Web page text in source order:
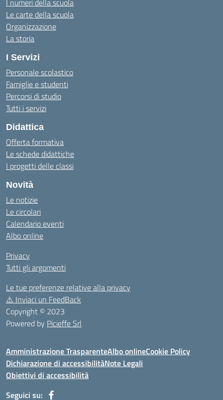
I numeri della scuola
Le carte della scuola
Organizzazione
La storia
I Servizi
Personale scolastico
Famiglie e studenti
Percorsi di studio
Tutti i servizi
Didattica
Offerta formativa
Le schede didattiche
I progetti delle classi
Novità
Le notizie
Le circolari
Calendario eventi
Albo online
Privacy
Tutti gli argomenti
Le tue preferenze relative alla privacy
⚠️ Inviaci un FeedBack
Copyright © 2023
Powered by Picieffe Srl
Amministrazione TrasparenteAlbo onlineCookie Policy
Dichiarazione di accessibilitàNote Legali
Obiettivi di accessibilità
Seguici su: